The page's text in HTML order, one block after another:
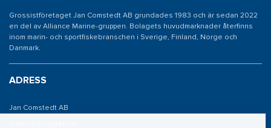
Grossistföretaget Jan Comstedt AB grundades 1983 och är sedan 2022
en del av Alliance Marine-gruppen. Bolagets huvudmarknader återfinns
inom marin- och sportfiskebranschen i Sverige, Finland, Norge och
Danmark.
ADRESS
Jan Comstedt AB